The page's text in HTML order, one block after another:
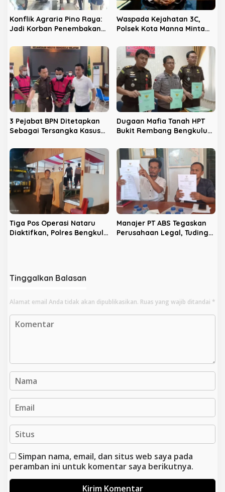
s
Konflik Agraria Pino Raya:
Jadi Korban Penembakan
Jadi Tersangka
Waspada Kejahatan 3C,
Polsek Kota Manna Minta
Ganda
3 Pejabat BPN Ditetapkan
Sebagai Tersangka Kasus
Dugaan Mafia Tanah HPT
Bukit Rembang Bengkulu
Rumah Mantan Bupati
Tiga Pos Operasi Nataru
Diaktifkan, Polres Bengkulu
Manajer PT ABS Tegaskan
Perusahaan Legal, Tuding
Tinggalkan Balasan
Alamat email Anda tidak akan dipublikasikan. Ruas yang wajib ditandai *
Simpan nama, email, dan situs web saya pada
peramban ini untuk komentar saya berikutnya.